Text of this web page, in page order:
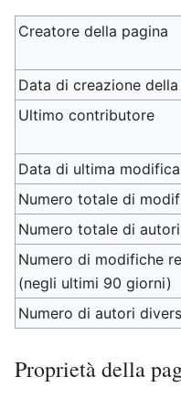
Creatore della pagina
Data di creazione
Ultimo contributore
Data di ultima modifica
Numero totale di
Numero totale di
Numero di modifiche
(negli ultimi 90 giorni)
Numero di autori
Proprietà della